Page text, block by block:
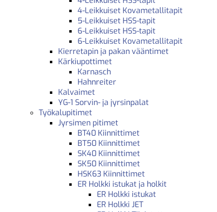
4-Leikkuiset Kovametallitapit
5-Leikkuiset HSS-tapit
6-Leikkuiset HSS-tapit
6-Leikkuiset Kovametallitapit
Kierretapin ja pakan vääntimet
Kärkiupottimet
Karnasch
Hahnreiter
Kalvaimet
YG-1 Sorvin- ja jyrsinpalat
Työkalupitimet
Jyrsimen pitimet
BT40 Kiinnittimet
BT50 Kiinnittimet
SK40 Kiinnittimet
SK50 Kiinnittimet
HSK63 Kiinnittimet
ER Holkki istukat ja holkit
ER Holkki istukat
ER Holkki JET